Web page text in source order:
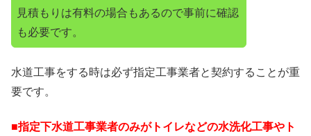
見積もりは有料の場合もあるので事前に確認
も必要です。
水道工事をする時は必ず指定工事業者と契約することが重
要です。
■指定下水道工事業者のみがトイレなどの水洗化工事やト